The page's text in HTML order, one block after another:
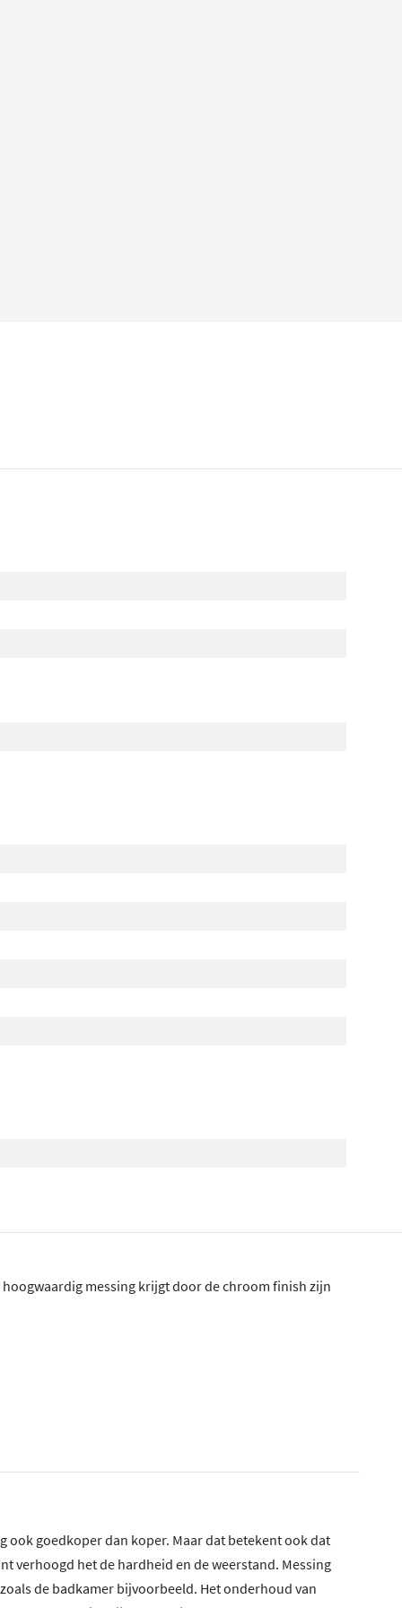
hoogwaardig messing krijgt door de chroom finish zijn
ook goedkoper dan koper. Maar dat betekent ook dat
verhoogd het de hardheid en de weerstand. Messing
de badkamer bijvoorbeeld. Het onderhoud van